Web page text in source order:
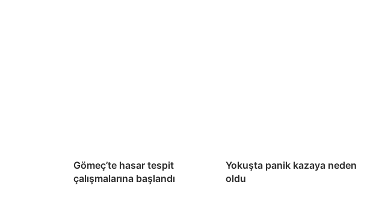
Gömeç’te hasar tespit
çalışmalarına başlandı
Yokuşta panik kazaya neden
oldu